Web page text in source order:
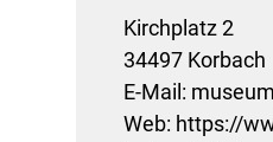
Kirchplatz 2
34497 Korbach
E-Mail:
Web: https://